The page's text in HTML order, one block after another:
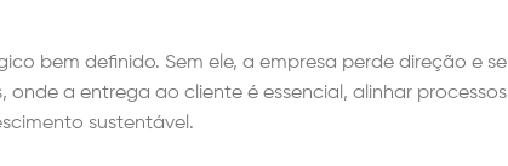
bem definido. Sem ele, a empresa perde direção e se
a entrega ao cliente é essencial, alinhar processos
sustentável.